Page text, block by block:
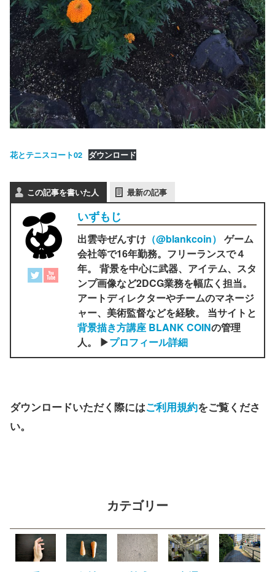
花とテニスコート02 ダウンロード
この記事を書いた人 最新の記事
いずもじ
出雲寺ぜんすけ （‎@blankcoin） ゲーム
会社等で16年勤務。フリーランスで４
年。 背景を中心に武器、アイテム、スタ
ンプ画像など2DCG業務を幅広く担当。
アートディレクターやチームのマネージ
ャー、美術監督などを経験。 当サイトと
背景描き方講座 BLANK COINの管理
人。 ▶プロフィール詳細
ダウンロードいただく際にはご利用規約をご覧くださ
い。
カテゴリー